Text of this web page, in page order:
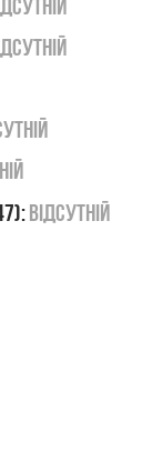
Відсутній